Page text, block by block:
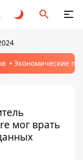
Экономические
мог врать